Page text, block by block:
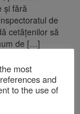
şi fără
de
cetăţenilor să
de […]
most
and
to the use of